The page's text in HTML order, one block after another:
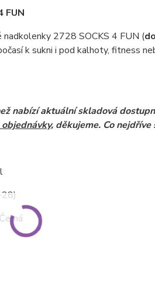
FUN
nadkolenky 2728 SOCKS 4 FUN (
k sukni i pod kalhoty, fitness
nabízí aktuální skladová
objednávky, děkujeme. Co nejdříve